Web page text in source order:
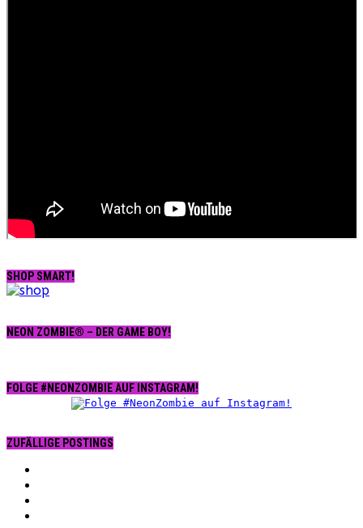
SHOP SMART!
NEON ZOMBIE® – DER GAME BOY!
FOLGE #NEONZOMBIE AUF INSTAGRAM!
ZUFÄLLIGE POSTINGS